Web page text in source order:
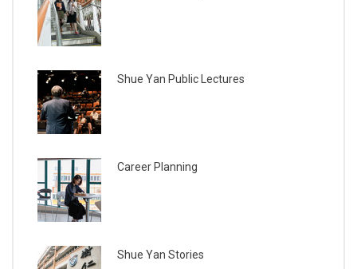
Shue Yan Public Lectures
Career Planning
Shue Yan Stories